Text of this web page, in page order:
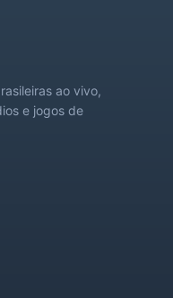
ao vivo,
e jogos de